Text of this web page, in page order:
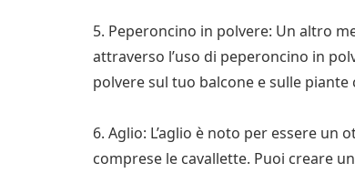
5. Peperoncino in polvere: Un altro
attraverso l’uso di peperoncino in
polvere sul tuo balcone e sulle
6. Aglio: L’aglio è noto per essere
comprese le cavallette. Puoi creare